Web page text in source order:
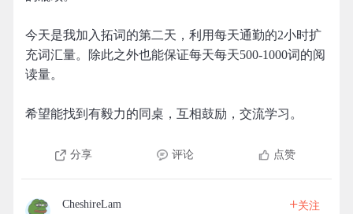
今天是我加入拓词的第二天，利用每天通勤的2小时扩
充词汇量。除此之外也能保证每天每天500-1000词的阅
读量。
希望能找到有毅力的同桌，互相鼓励，交流学习。
分享 评论 点赞
CheshireLam +关注